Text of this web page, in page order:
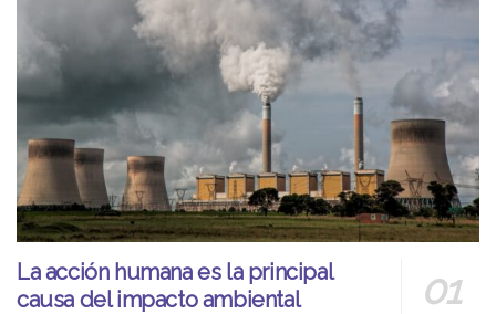
La acción humana es la principal
causa del impacto ambiental